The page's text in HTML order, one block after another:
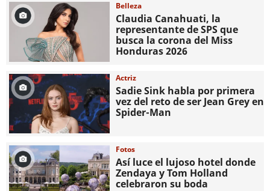
Belleza
Claudia Canahuati, la
representante de SPS que
busca la corona del Miss
Honduras 2026
Actriz
Sadie Sink habla por primera
vez del reto de ser Jean Grey en
Spider-Man
Fotos
Así luce el lujoso hotel donde
Zendaya y Tom Holland
celebraron su boda